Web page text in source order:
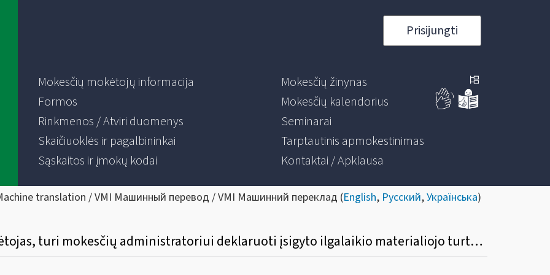
Prisijungti
Mokesčių mokėtojų informacija
Formos
Rinkmenos / Atviri duomenys
Skaičiuoklės ir pagalbininkai
Sąskaitos ir įmokų kodai
Mokesčių žinynas
Mokesčių kalendorius
Seminarai
Tarptautinis apmokestinimas
Kontaktai / Apklausa
translation / VMI Машинный перевод / VMI Машинний переклад (English, Русский,Українська)
Kokia tvarka fizinis asmuo, PVM mokėtojas, turi mokesčių administratoriui deklaruoti įsigyto ilgalaikio materialiojo turto priskyrimą savo ekonominei veiklai?